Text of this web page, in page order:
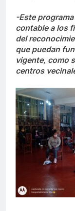
-Este
contable a los
del
que puedan
vigente, como
centros